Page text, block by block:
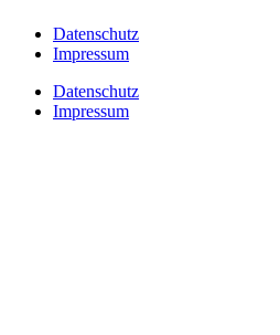
Datenschutz
Impressum
Datenschutz
Impressum